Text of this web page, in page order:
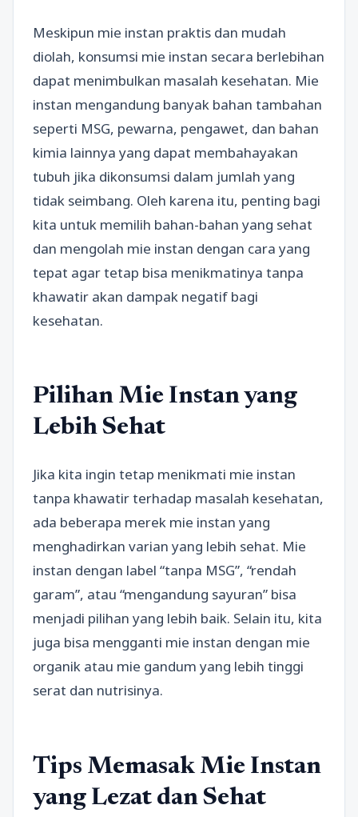
Meskipun mie instan praktis dan mudah
diolah, konsumsi mie instan secara berlebihan
dapat menimbulkan masalah kesehatan. Mie
instan mengandung banyak bahan tambahan
seperti MSG, pewarna, pengawet, dan bahan
kimia lainnya yang dapat membahayakan
tubuh jika dikonsumsi dalam jumlah yang
tidak seimbang. Oleh karena itu, penting bagi
kita untuk memilih bahan-bahan yang sehat
dan mengolah mie instan dengan cara yang
tepat agar tetap bisa menikmatinya tanpa
khawatir akan dampak negatif bagi
kesehatan.
Pilihan Mie Instan yang
Lebih Sehat
Jika kita ingin tetap menikmati mie instan
tanpa khawatir terhadap masalah kesehatan,
ada beberapa merek mie instan yang
menghadirkan varian yang lebih sehat. Mie
instan dengan label “tanpa MSG”, “rendah
garam”, atau “mengandung sayuran” bisa
menjadi pilihan yang lebih baik. Selain itu, kita
juga bisa mengganti mie instan dengan mie
organik atau mie gandum yang lebih tinggi
serat dan nutrisinya.
Tips Memasak Mie Instan
yang Lezat dan Sehat